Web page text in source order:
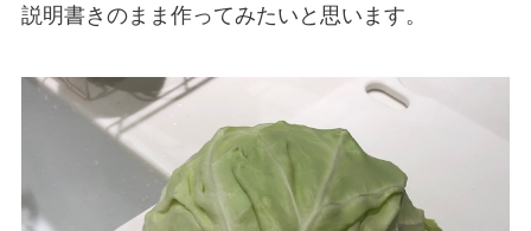
説明書きのまま作ってみたいと思います。